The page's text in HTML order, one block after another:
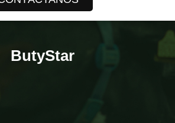
ButyStar